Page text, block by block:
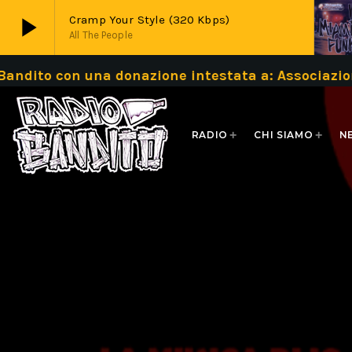
play_arrow Cramp Your Style (320 Kbps)
All The People
play_arrow Live
una donazione intestata a: Associazione
RADIO CHI SIAMO